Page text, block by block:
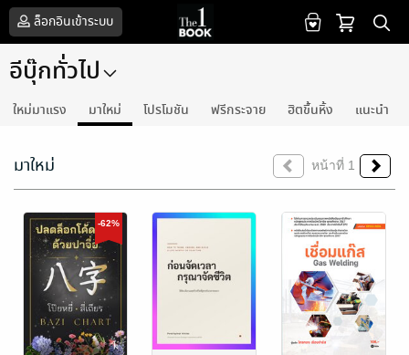
ล็อกอินเข้าระบบ
อีบุ๊กทั่วไป
ใหม่มาแรง มาใหม่ โปรโมชัน ฟรีกระจาย ฮิตขึ้นหิ้ง แนะนำ
มาใหม่ หน้าที่ 1
-62%